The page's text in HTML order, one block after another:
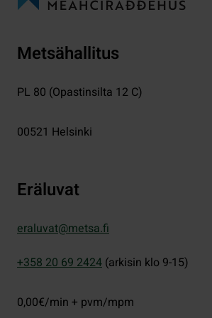
Metsähallitus
PL 80 (Opastinsilta 12 C)
00521 Helsinki
Eräluvat
eraluvat@metsa.fi
+358 20 69 2424 (arkisin klo 9-15)
0,00€/min + pvm/mpm